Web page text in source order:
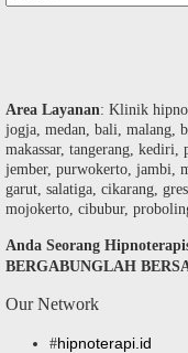
untuk:
Area Layanan: Klinik
jogja, medan, bali, malang,
makassar, tangerang, kediri,
jember, purwokerto, jambi,
garut, salatiga, cikarang,
mojokerto, cibubur,
Anda Seorang
BERGABUNGLAH
Our Network
#hipnoterapi.id